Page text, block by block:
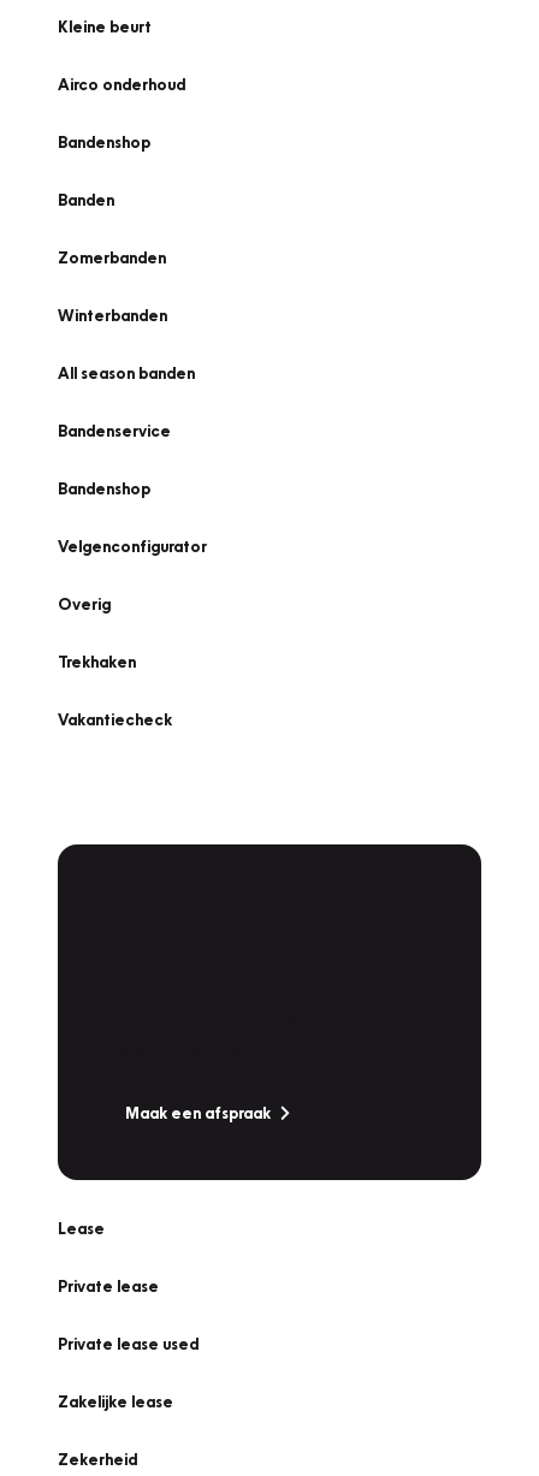
Kleine beurt
Airco onderhoud
Bandenshop
Banden
Zomerbanden
Winterbanden
All season banden
Bandenservice
Bandenshop
Velgenconfigurator
Overig
Trekhaken
Vakantiecheck
Maak een afspraak
Lease
Private lease
Private lease used
Zakelijke lease
Zekerheid